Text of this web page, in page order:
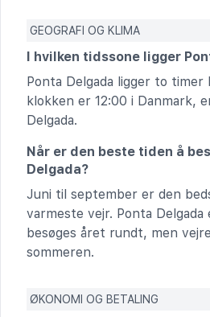
GEOGRAFI OG KLIMA
I hvilken tidssone ligger
Ponta Delgada ligger to timer
klokken er 12:00 i Danmark,
Delgada.
Når er den beste tiden å
Delgada?
Juni til september er den
varmeste vejr. Ponta
besøges året rundt, men
sommeren.
ØKONOMI OG BETALING